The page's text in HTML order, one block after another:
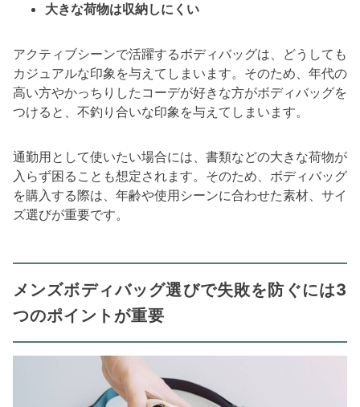
大きな荷物は収納しにくい
アクティブシーンで活躍するボディバッグは、どうしても
カジュアルな印象を与えてしまいます。そのため、年代の
高い方やかっちりしたコーデが好きな方がボディバッグを
つけると、不釣り合いな印象を与えてしまいます。
通勤用として使いたい場合には、書類などの大きな荷物が
入らず困ることも想定されます。そのため、ボディバッグ
を購入する際は、年齢や使用シーンに合わせた素材、サイ
ズ選びが重要です。
メンズボディバッグ選びで失敗を防ぐには3
つのポイントが重要